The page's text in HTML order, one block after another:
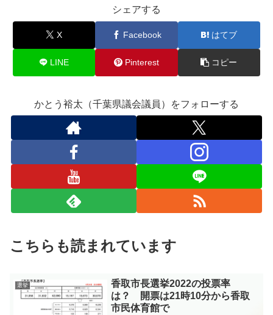
シェアする
X Facebook はてブ
LINE Pinterest コピー
かとう裕太（千葉県議会議員）をフォローする
こちらも読まれています
選挙
香取市長選挙2022の投票率
は？ 開票は21時10分から香取
市民体育館で